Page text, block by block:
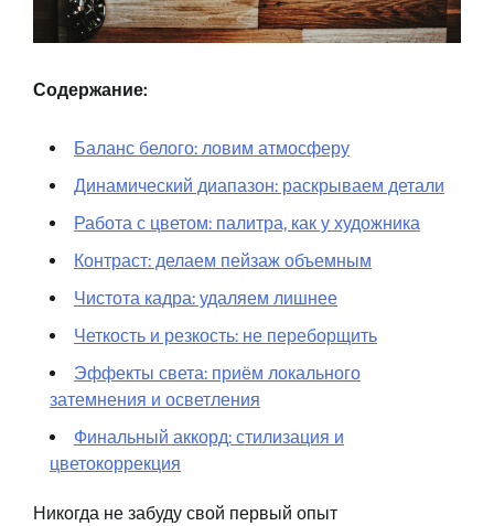
Содержание:
Баланс белого: ловим атмосферу
Динамический диапазон: раскрываем детали
Работа с цветом: палитра, как у художника
Контраст: делаем пейзаж объемным
Чистота кадра: удаляем лишнее
Четкость и резкость: не переборщить
Эффекты света: приём локального
затемнения и осветления
Финальный аккорд: стилизация и
цветокоррекция
Никогда не забуду свой первый опыт